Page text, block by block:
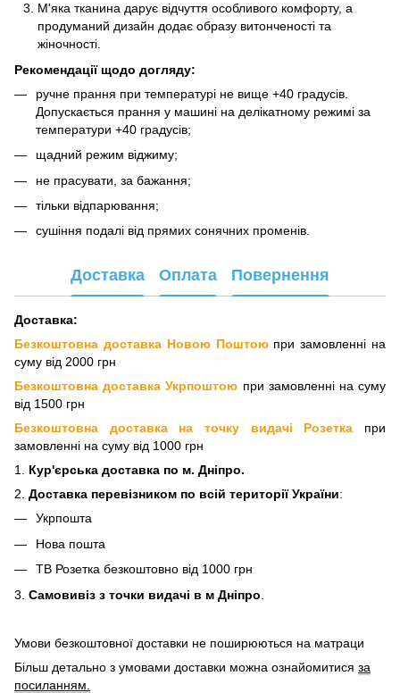
М'яка тканина дарує відчуття особливого комфорту, а
продуманий дизайн додає образу витонченості та
жіночності.
Рекомендації щодо догляду:
ручне прання при температурі не вище +40 градусів.
Допускається прання у машині на делікатному режимі за
температури +40 градусів;
щадний режим віджиму;
не прасувати, за бажання;
тільки відпарювання;
сушіння подалі від прямих сонячних променів.
Доставка Оплата Повернення
Доставка:
Безкоштовна доставка Новою Поштоюпри замовленні на
суму від 2000 грн
Безкоштовна доставка Укрпоштою при замовленні на суму
від 1500 грн
Безкоштовна доставка на точку видачі Розетка
при
замовленні на суму від 1000 грн
1. Кур'єрська доставка по м. Дніпро.
2. Доставка перевізником по всій території України:
Укрпошта
Нова пошта
ТВ Розетка безкоштовно від 1000 грн
3. Самовивіз з точки видачі в м Дніпро
Умови безкоштовної доставки не поширюються на матраци
Більш детально з умовами доставки можна ознайомитися за
посиланням.